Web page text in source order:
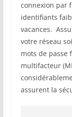
connexion par
identifiants
vacances.
votre réseau
mots de passe
multifacteur
assurent la